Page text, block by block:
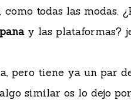
todas las modas.
y las plataformas?
pero tiene ya un par
similar os lo dejo